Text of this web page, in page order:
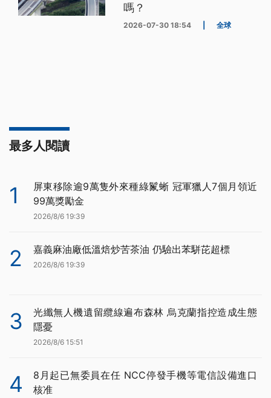
嗎？
2026-07-30 18:54 全球
最多人閱讀
1
屏東移除逾9萬隻外來種綠鬣蜥 冠軍獵人7個月領近
99萬獎勵金
2026/8/6 19:39
2 嘉義麻油廠低溫焙炒苦茶油 仍驗出苯駢芘超標
2026/8/6 19:39
3
光纖無人機遺留纜線遍布森林 烏克蘭指控造成生態
隱憂
2026/8/6 15:51
4
8月起已無委員在任 NCC停發手機等電信設備進口
核准